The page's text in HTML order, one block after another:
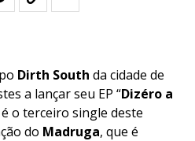
Dirth South da cidade de
a lançar seu EP “Dizéro a
é o terceiro single deste
do Madruga, que é